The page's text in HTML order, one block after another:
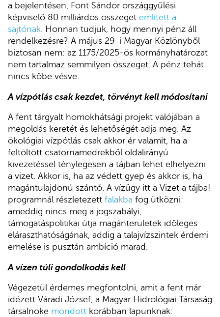
a bejelentésen, Font Sándor országgyűlési
képviselő 80 milliárdos összeget említett a
sajtónak. Honnan tudjuk, hogy mennyi pénz áll
rendelkezésre? A május 29-i Magyar Közlönyből
biztosan nem: az 1175/2025-ös kormányhatározat
nem tartalmaz semmilyen összeget. A pénz tehát
nincs kőbe vésve.
A vízpótlás csak kezdet, törvényt kell módosítani
A fent tárgyalt homokhátsági projekt valójában a
megoldás keretét és lehetőségét adja meg. Az
ökológiai vízpótlás csak akkor ér valamit, ha a
feltöltött csatornamedrekből oldalirányú
kivezetéssel ténylegesen a tájban lehet elhelyezni
a vizet. Akkor is, ha az védett gyep és akkor is, ha
magántulajdonú szántó. A vízügy itt a Vizet a tájba!
programnál részletezett falakba fog ütközni:
ameddig nincs meg a jogszabályi,
támogatáspolitikai útja magánterületek időleges
eláraszthatóságának, addig a talajvízszintek érdemi
emelése is pusztán ambíció marad.
A vízen túli gondolkodás kell
Végezetül érdemes megfontolni, amit a fent már
idézett Váradi József, a Magyar Hidrológiai Társaság
társalnöke mondott korábban lapunknak: